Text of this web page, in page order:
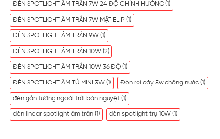
ĐÈN SPOTLIGHT ÂM TRẦN 7W 24 ĐỘ CHỈNH HƯỚNG (1)
ĐÈN SPOTLIGHT ÂM TRẦN 7W MẶT ELIP (1)
ĐÈN SPOTLIGHT ÂM TRẦN 9W (1)
ĐÈN SPOTLIGHT ÂM TRẦN 10W (2)
ĐÈN SPOTLIGHT ÂM TRẦN 10W 36 ĐỘ (1)
ĐÈN SPOTLIGHT ÂM TỦ MINI 3W (1) Đèn rọi cây 5w chống nước (1)
đèn gắn tường ngoài trời bán nguyệt (1)
đèn linear spotlight âm trần (1) đèn spotlight trụ 10W (1)